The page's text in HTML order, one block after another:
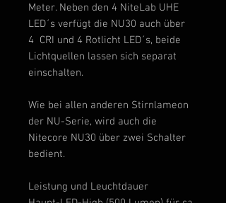
Meter. Neben den 4 NiteLab UHE
LED´s verfügt die NU30 auch über
4 CRI und 4 Rotlicht LED´s, beide
Lichtquellen lassen sich separat
einschalten.
Wie bei allen anderen Stirnlameon
der NU-Serie, wird auch die
Nitecore NU30 über zwei Schalter
bedient.
Leistung und Leuchtdauer